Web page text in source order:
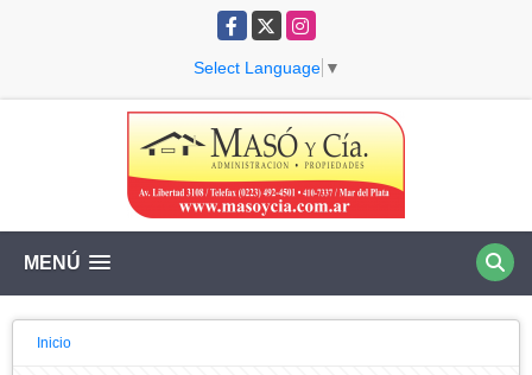
Facebook
X Instagram
Select Language ▼
MENÚ
Inicio